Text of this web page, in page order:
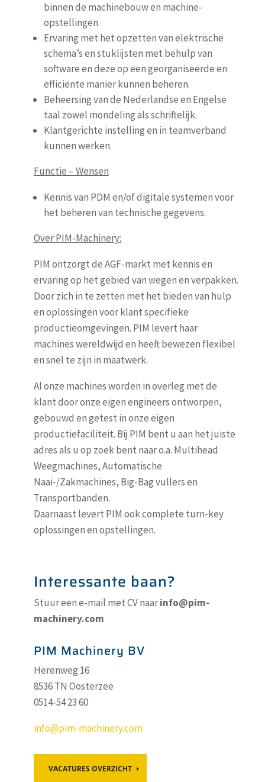
binnen de machinebouw en machine-
opstellingen.
Ervaring met het opzetten van elektrische
schema’s en stuklijsten met behulp van
software en deze op een georganiseerde en
efficiënte manier kunnen beheren.
Beheersing van de Nederlandse en Engelse
taal zowel mondeling als schriftelijk.
Klantgerichte instelling en in teamverband
kunnen werken.
Functie – Wensen
Kennis van PDM en/of digitale systemen voor
het beheren van technische gegevens.
Over PIM-Machinery:
PIM ontzorgt de AGF-markt met kennis en
ervaring op het gebied van wegen en verpakken.
Door zich in te zetten met het bieden van hulp
en oplossingen voor klant specifieke
productieomgevingen. PIM levert haar
machines wereldwijd en heeft bewezen flexibel
en snel te zijn in maatwerk.
Al onze machines worden in overleg met de
klant door onze eigen engineers ontworpen,
gebouwd en getest in onze eigen
productiefaciliteit. Bij PIM bent u aan het juiste
adres als u op zoek bent naar o.a. Multihead
Weegmachines, Automatische
Naai-/Zakmachines, Big-Bag vullers en
Transportbanden.
Daarnaast levert PIM ook complete turn-key
oplossingen en opstellingen.
Interessante baan?
Stuur een e-mail met CV naarinfo@pim-
machinery.com
PIM Machinery BV
Herenweg 16
8536 TN Oosterzee
0514-54 23 60
info@pim-machinery.com
VACATURES OVERZICHT